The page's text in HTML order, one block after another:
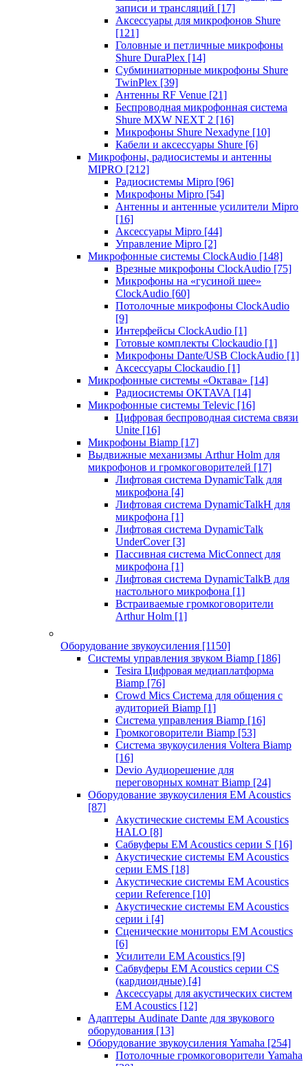
записи и трансляций [17]
Аксессуары для микрофонов Shure
[121]
Головные и петличные микрофоны
Shure DuraPlex [14]
Субминиатюрные микрофоны Shure
TwinPlex [39]
Антенны RF Venue [21]
Беспроводная микрофонная система
Shure MXW NEXT 2 [16]
Микрофоны Shure Nexadyne [10]
Кабели и аксессуары Shure [6]
Микрофоны, радиосистемы и антенны
MIPRO [212]
Радиосистемы Mipro [96]
Микрофоны Mipro [54]
Антенны и антенные усилители Mipro
[16]
Аксессуары Mipro [44]
Управление Mipro [2]
Микрофонные системы ClockAudio [148]
Врезные микрофоны ClockAudio [75]
Микрофоны на «гусиной шее»
ClockAudio [60]
Потолочные микрофоны ClockAudio
[9]
Интерфейсы ClockAudio [1]
Готовые комплекты Clockaudio [1]
Микрофоны Dante/USB ClockAudio [1]
Аксессуары Clockaudio [1]
Микрофонные системы «Октава» [14]
Радиосистемы OKTAVA [14]
Микрофонные системы Televic [16]
Цифровая беспроводная система связи
Unite [16]
Микрофоны Biamp [17]
Выдвижные механизмы Arthur Holm для
микрофонов и громкоговорителей [17]
Лифтовая система DynamicTalk для
микрофона [4]
Лифтовая система DynamicTalkH для
микрофона [1]
Лифтовая система DynamicTalk
UnderCover [3]
Пассивная система MicConnect для
микрофона [1]
Лифтовая система DynamicTalkB для
настольного микрофона [1]
Встраиваемые громкоговорители
Arthur Holm [1]
Оборудование звукоусиления [1150]
Системы управления звуком Biamp [186]
Tesira Цифровая медиаплатформа
Biamp [76]
Crowd Mics Система для общения с
аудиторией Biamp [1]
Система управления Biamp [16]
Громкоговорители Biamp [53]
Система звукоусиления Voltera Biamp
[16]
Devio Аудиорешение для
переговорных комнат Biamp [24]
Оборудование звукоусиления EM Acoustics
[87]
Акустические системы EM Acoustics
HALO [8]
Сабвуферы EM Acoustics серии S [16]
Акустические системы EM Acoustics
серии EMS [18]
Акустические системы EM Acoustics
серии Reference [10]
Акустические системы EM Acoustics
серии i [4]
Сценические мониторы EM Acoustics
[6]
Усилители EM Acoustics [9]
Сабвуферы EM Acoustics серии CS
(кардиоидные) [4]
Аксессуары для акустических систем
EM Acoustics [12]
Адаптеры Audinate Dante для звукового
оборудования [13]
Оборудование звукоусиления Yamaha [254]
Потолочные громкоговорители Yamaha